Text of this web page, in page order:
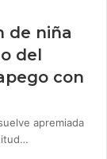
de niña
del
con
apremiada